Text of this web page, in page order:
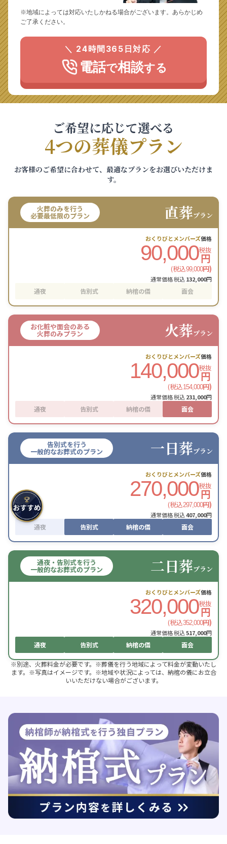
※地域によっては対応いたしかねる場合がございます。あらかじめ
ご了承ください。
＼ 24時間365日対応 ／
電話で相談する
ご希望に応じて選べる
4つの葬儀プラン
お客様のご希望に合わせて、最適なプランをお選びいただけま
す。
火葬のみを行う
必要最低限のプラン 直葬プラン
おくりびとメンバーズ価格
90,000税抜
円
(税込99,000円)
通常価格 税込132,000円
通夜 告別式 納棺の儀 面会
お化粧や面会のある
火葬のみプラン 火葬プラン
おくりびとメンバーズ価格
140,000税抜
円
(税込154,000円)
通常価格 税込231,000円
通夜 告別式 納棺の儀 面会
告別式を行う
一般的なお葬式のプラン 一日葬プラン
おくりびとメンバーズ価格
270,000税抜
円
(税込297,000円)
通常価格 税込407,000円
通夜 告別式 納棺の儀 面会
通夜・告別式を行う
一般的なお葬式のプラン 二日葬プラン
おくりびとメンバーズ価格
320,000税抜
円
(税込352,000円)
通常価格 税込517,000円
通夜 告別式 納棺の儀 面会
※別途、火葬料金が必要です。※葬儀を行う地域によって料金が変動いたし
ます。※写真はイメージです。※地域や状況によっては、納棺の儀にお立合
いいただけない場合がございます。